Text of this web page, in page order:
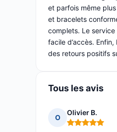
et parfois même
et bracelets
complets. Le
facile d’accès.
des retours positifs
Tous les avis
O
Olivier B.
Note : 5 sur 5